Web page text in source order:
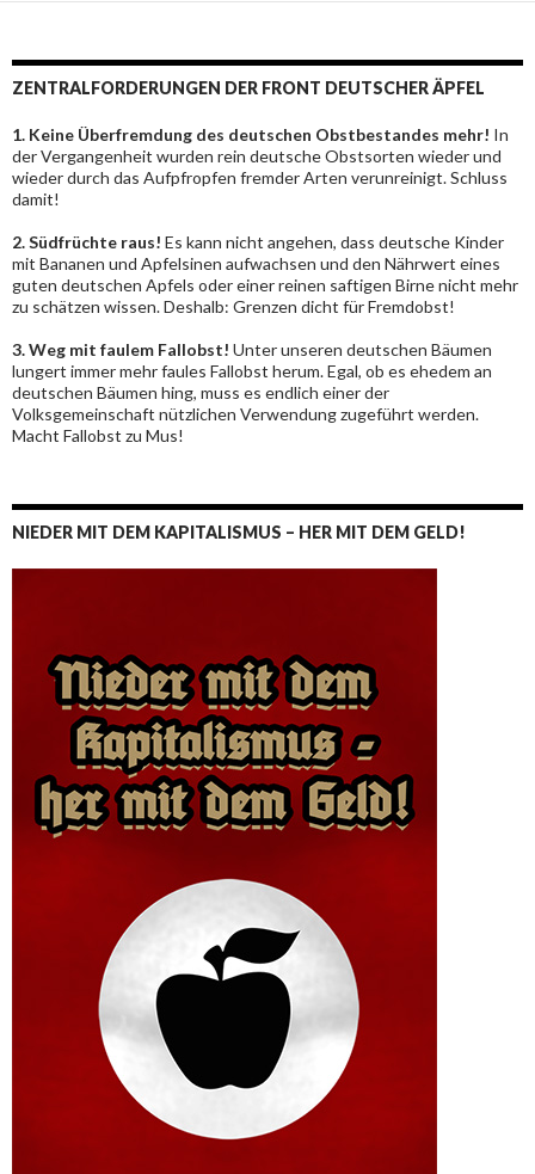
ZENTRALFORDERUNGEN DER FRONT DEUTSCHER ÄPFEL
1. Keine Überfremdung des deutschen Obstbestandes mehr! In
der Vergangenheit wurden rein deutsche Obstsorten wieder und
wieder durch das Aufpfropfen fremder Arten verunreinigt. Schluss
damit!
2. Südfrüchte raus! Es kann nicht angehen, dass deutsche Kinder
mit Bananen und Apfelsinen aufwachsen und den Nährwert eines
guten deutschen Apfels oder einer reinen saftigen Birne nicht mehr
zu schätzen wissen. Deshalb: Grenzen dicht für Fremdobst!
3. Weg mit faulem Fallobst! Unter unseren deutschen Bäumen
lungert immer mehr faules Fallobst herum. Egal, ob es ehedem an
deutschen Bäumen hing, muss es endlich einer der
Volksgemeinschaft nützlichen Verwendung zugeführt werden.
Macht Fallobst zu Mus!
NIEDER MIT DEM KAPITALISMUS – HER MIT DEM GELD!